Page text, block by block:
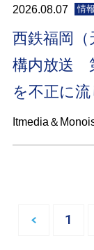
2026.08.07 情
西鉄福岡
構内放送
を不正に
Itmedia＆
1